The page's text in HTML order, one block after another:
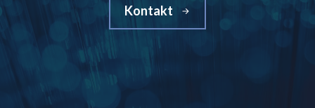
Kontakt